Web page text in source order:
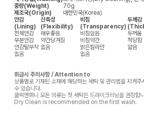
중량(Weight)
70g
제조국(Origin)
대한민국(Korea)
안감
(Lining)
신축성
(Flexibility)
비침
(Transparency)
두께감
전체안감
매우좋음 비침있음 두꺼움
부분안감
약간당겨짐 비침약간 적당함
안감탈부착 없음 밝은칼라만 얇음
없음
없음
취급시 주의사항 / Attention to
상품별로 기재된 소재에 해당하는 세탁 및 관리법을 지켜주
수 있습니다.
클릭앤퍼니 모든 의류는 첫 세탁은 드라이크리닝을 권장합
Dry Clean is recommended on the first wash.